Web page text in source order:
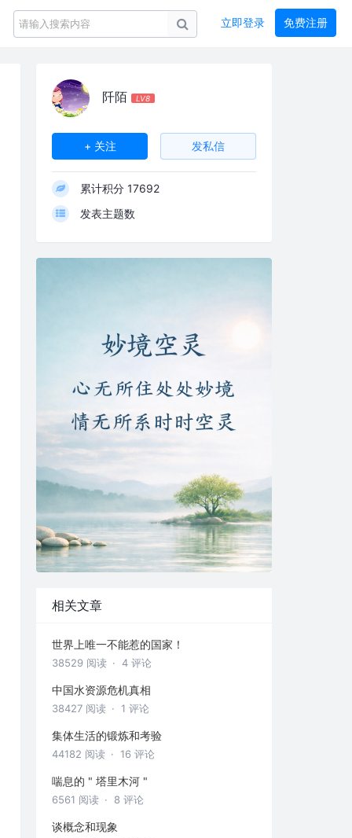
立即登录 免费注册
阡陌 LV8
+ 关注 发私信
累计积分 17692
发表主题数
相关文章
世界上唯一不能惹的国家！
38529 阅读 · 4 评论
中国水资源危机真相
38427 阅读 · 1 评论
集体生活的锻炼和考验
44182 阅读 · 16 评论
喘息的 " 塔里木河 "
6561 阅读 · 8 评论
谈概念和现象